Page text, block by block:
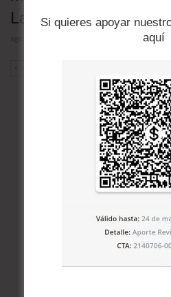
LatinaSi quieres apoyar
aquí